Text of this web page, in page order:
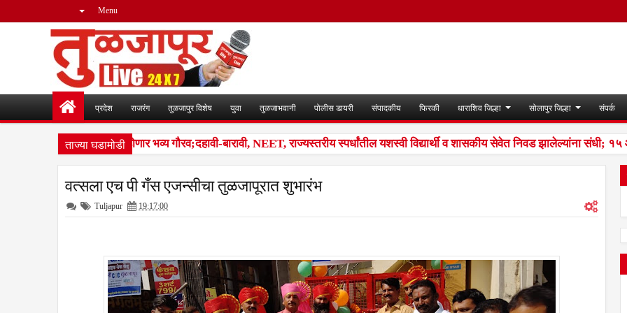
Menu
प्रदेश राजरंग तुळजापुर विशेष युवा तुळजाभवानी पोलीस डायरी संपादकीय फिरकी धाराशिव जिल्हा सोलापुर जिल्हा संपर्क
ताज्या घडामोडी
समाजातील गुणवंतांचा होणार भव्य गौरव;दहावी-बारावी, NEET, राज्यस्तरीय स्पर्धांतील यशस्वी विद्यार्थी व शासकीय सेवेत निवड झालेल्यांना संधी; १५
वत्सला एच पी गँस एजन्सीचा तुळजापूरात शुभारंभ
Tuljapur 19:17:00